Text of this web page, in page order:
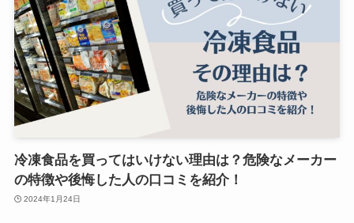
冷凍食品を買ってはいけない理由は？危険なメーカー
の特徴や後悔した人の口コミを紹介！
2024年1月24日